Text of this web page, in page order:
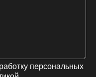
персональных